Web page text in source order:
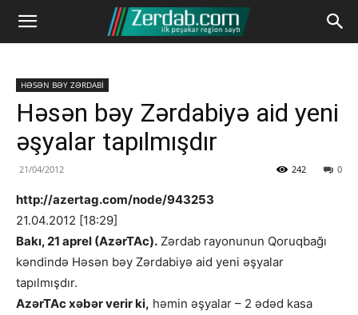
HƏSƏN BƏY ZƏRDABİ
Həsən bəy Zərdabiyə aid yeni
əşyalar tapılmışdır
21/04/2012 0
242
http://azertag.com/node/943253
21.04.2012 [18:29]
Bakı, 21 aprel (AzərTAc). Zərdab rayonunun Qoruqbağı
kəndində Həsən bəy Zərdabiyə aid yeni əşyalar
tapılmışdır.
AzərTAc xəbər verir ki, həmin əşyalar – 2 ədəd kasa